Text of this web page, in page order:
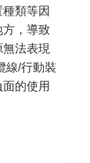
類等因
方，導致
法表現
線/行動裝
的使用